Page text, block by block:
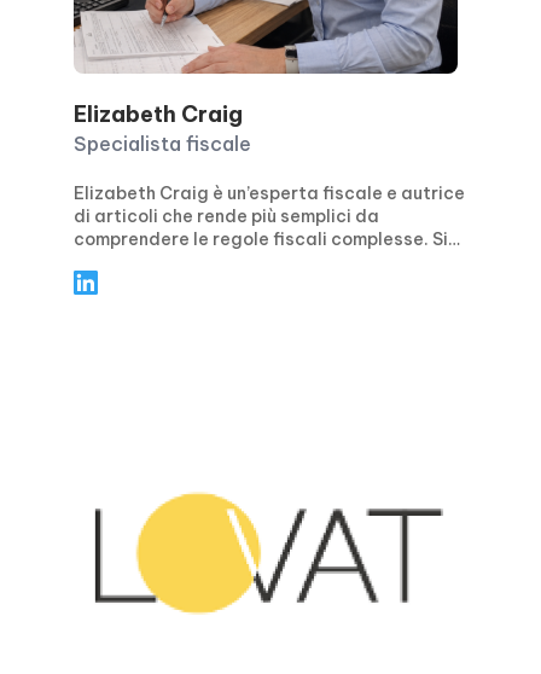
Elizabeth Craig
Specialista fiscale
Elizabeth Craig è un’esperta fiscale e autrice
di articoli che rende più semplici da
comprendere le regole fiscali complesse. Si
per privati e aziende, trattando temi come la